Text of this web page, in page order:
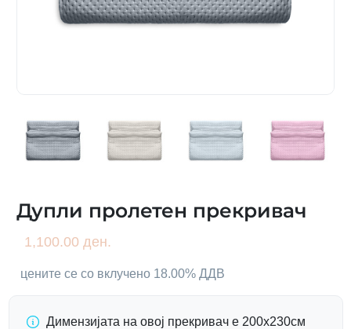
Дупли пролетен прекривач
1,100.00 ден.
цените се со вклучено 18.00% ДДВ
Димензијата на овој прекривач е 200x230см